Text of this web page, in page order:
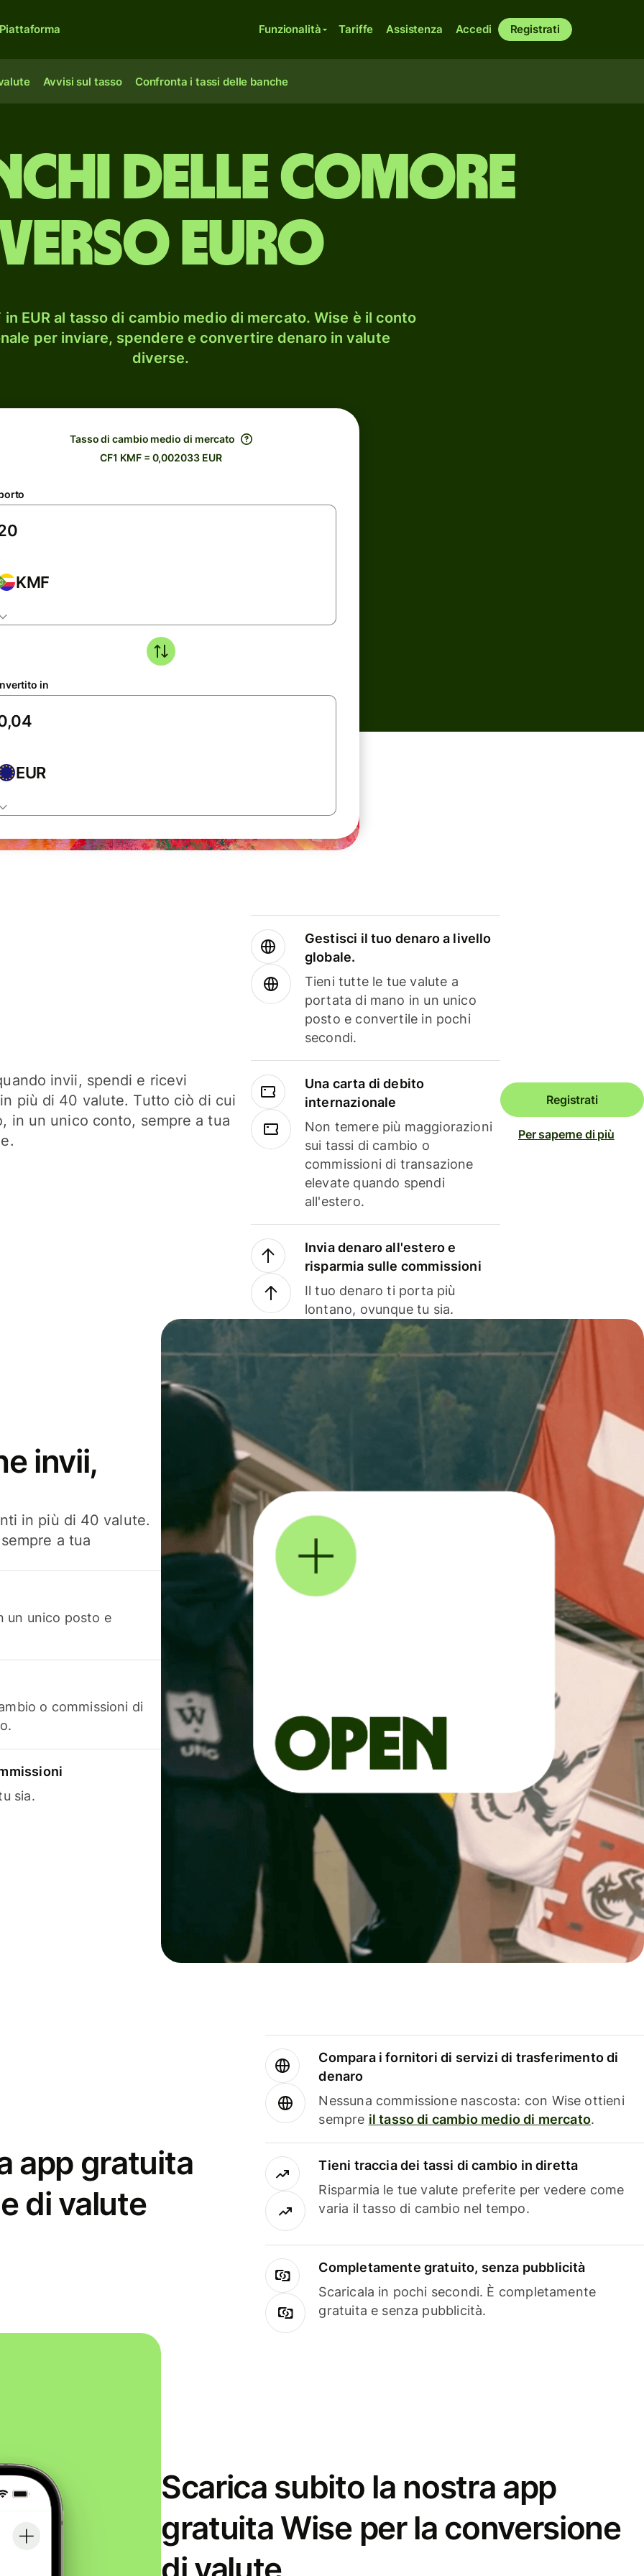
Funzionalità Tariffe Assistenza Accedi Registrati
Avvisi sul tasso Confronta i tassi delle banche
delle Comore
euro
EUR al tasso di cambio medio di mercato. Wise è il conto
per inviare, spendere e convertire denaro in valute
diverse.
Tasso di cambio medio di mercato
CF1 KMF = 0,002033 EUR
KMF
in
EUR
invii, spendi e ricevi
più di 40 valute. Tutto ciò di cui
in un unico conto, sempre a tua
Gestisci il tuo denaro a livello
globale.
Tieni tutte le tue valute a
portata di mano in un unico
posto e convertile in pochi
secondi.
Una carta di debito
internazionale
Non temere più maggiorazioni
sui tassi di cambio o
commissioni di transazione
elevate quando spendi
all'estero.
Invia denaro all'estero e
risparmia sulle commissioni
Il tuo denaro ti porta più
lontano, ovunque tu sia.
Registrati
Per saperne di più
invii,
in più di 40 valute.
a tua
un unico posto e
o commissioni di
sia.
app gratuita
di valute
Compara i fornitori di servizi di trasferimento di
denaro
Nessuna commissione nascosta: con Wise ottieni
sempre il tasso di cambio medio di mercato.
Tieni traccia dei tassi di cambio in diretta
Risparmia le tue valute preferite per vedere come
varia il tasso di cambio nel tempo.
Completamente gratuito, senza pubblicità
Scaricala in pochi secondi. È completamente
gratuita e senza pubblicità.
Scarica subito la nostra app
gratuita Wise per la conversione